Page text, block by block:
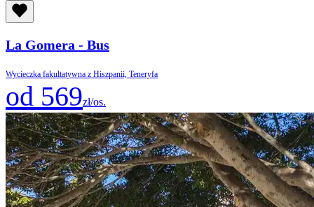
La Gomera - Bus
Wycieczka fakultatywna z Hiszpanii, Teneryfa
od 569zł/os.